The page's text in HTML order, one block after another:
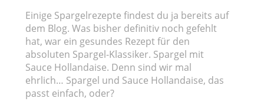
Einige Spargelrezepte findest du ja bereits auf
dem Blog. Was bisher definitiv noch gefehlt
hat, war ein gesundes Rezept für den
absoluten Spargel-Klassiker. Spargel mit
Sauce Hollandaise. Denn sind wir mal
ehrlich… Spargel und Sauce Hollandaise, das
passt einfach, oder?